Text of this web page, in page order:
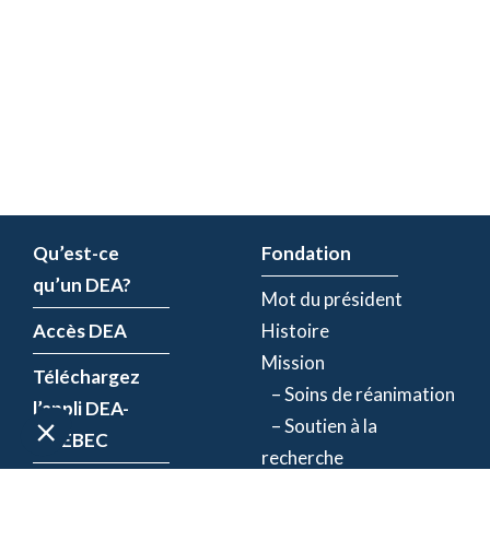
Qu’est-ce
qu’un DEA?
Accès DEA
Téléchargez
l’appli DEA-
QUÉBEC
Fondation
Mot du président
Histoire
Mission
– Soins de réanimation
– Soutien à la
recherche